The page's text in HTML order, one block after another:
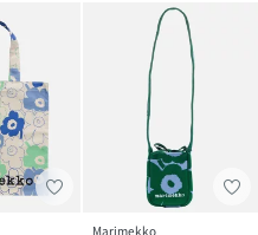
Marimekko